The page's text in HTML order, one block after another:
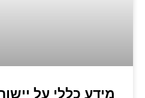
מידע כללי על